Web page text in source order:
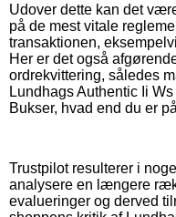
Udover dette kan det
på de mest vitale
transaktionen,
Her er det også
ordrekvittering, således
Lundhags Authentic Ii
Bukser, hvad end du er
Trustpilot resulterer i
analysere en længere
evalueringer og derved